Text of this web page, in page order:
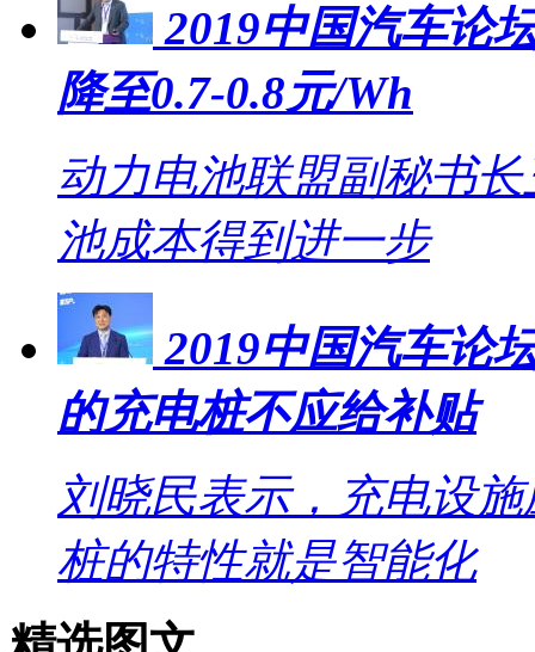
2019中国汽车论
降至0.7-0.8元/Wh
动力电池联盟副秘书
池成本得到进一步
2019中国汽车论
的充电桩不应给补贴
刘晓民表示，充电设
桩的特性就是智能化